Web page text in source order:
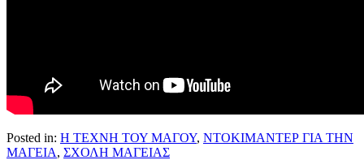
Posted in: Η ΤΕΧΝΗ ΤΟΥ ΜΑΓΟΥ, ΝΤΟΚΙΜΑΝΤΕΡ ΓΙΑ ΤΗΝ
ΜΑΓΕΙΑ, ΣΧΟΛΗ ΜΑΓΕΙΑΣ